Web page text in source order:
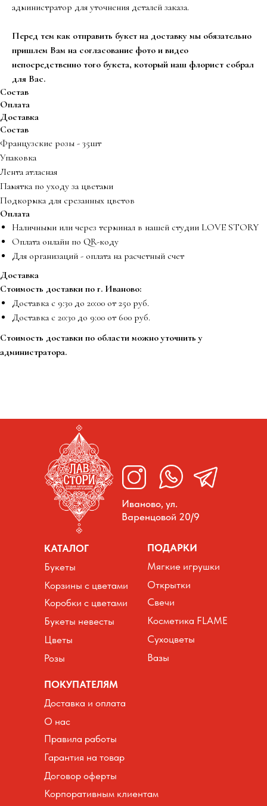
администратор для уточнения деталей заказа.
Перед тем как отправить букет на доставку мы обязательно
пришлем Вам на согласование фото и видео
непосредственно того букета, который наш флорист собрал
для Вас.
Состав
Оплата
Доставка
Состав
Французские розы - 35шт
Упаковка
Лента атласная
Памятка по уходу за цветами
Подкормка для срезанных цветов
Оплата
Наличными или через терминал в нашей студии LOVE STORY
Оплата онлайн по QR-коду
Для организаций - оплата на расчетный счет
Доставка
Стоимость доставки по г. Иваново:
Доставка с 9:30 до 20:00 от 250 руб.
Доставка с 20:30 до 9:00 от 600 руб.
Стоимость доставки по области можно уточнить у
администратора.
Иваново, ул.
Варенцовой 20/9
КАТАЛОГ ПОДАРКИ
ПОКУПАТЕЛЯМ
Букеты
Корзины с цветами
Коробки с цветами
Цветы
Розы
Букеты невесты
Мягкие игрушки
Открытки
Свечи
Сухоцветы
Вазы
Косметика FLAME
Доставка и оплата
О нас
Правила работы
Договор оферты
Гарантия на товар
Корпоративным клиентам